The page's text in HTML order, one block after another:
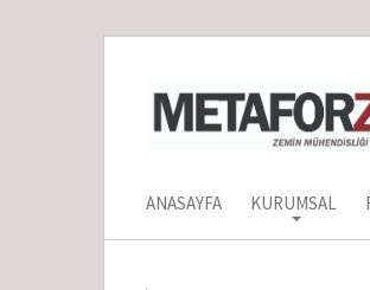
ANASAYFA KURUMSAL